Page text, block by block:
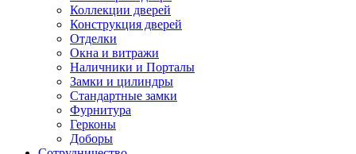
Коллекции дверей
Конструкция дверей
Отделки
Окна и витражи
Наличники и Порталы
Замки и цилиндры
Стандартные замки
Фурнитура
Герконы
Доборы